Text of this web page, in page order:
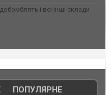
і всі інші склади
| ПОПУЛЯРНЕ